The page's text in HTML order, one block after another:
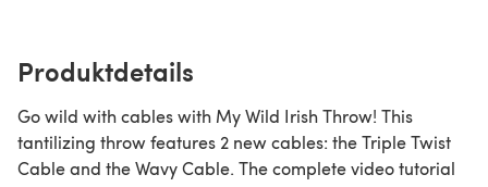
Produktdetails
Go wild with cables with My Wild Irish Throw! This
tantilizing throw features 2 new cables: the Triple Twist
Cable and the Wavy Cable. The complete video tutorial